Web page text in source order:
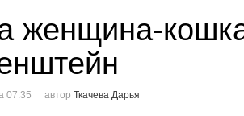
женщина-
07:35 автор Ткачева Дарья